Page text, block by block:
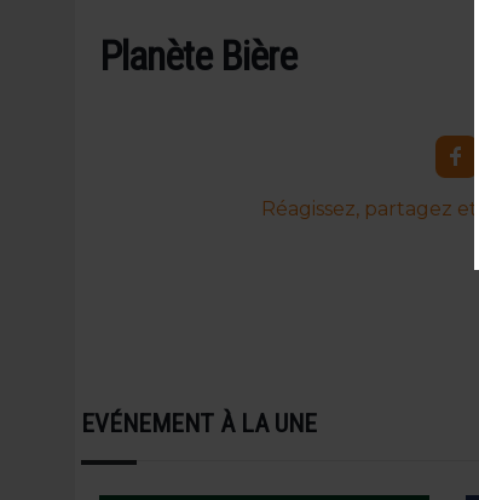
Planète Bière
Réagissez, partagez
EVÉNEMENT À LA UNE